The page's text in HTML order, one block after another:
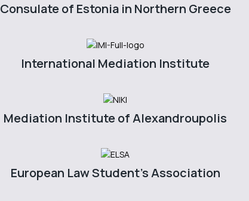
Consulate of Estonia in Northern Greece
International Mediation Institute
Mediation Institute of Alexandroupolis
European Law Student's Association